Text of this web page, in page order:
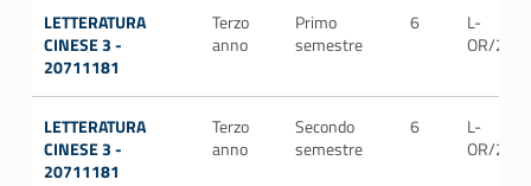
LETTERATURA
CINESE 3 -
20711181
Terzo
anno
Primo
semestre
6
L-
OR/21
LETTERATURA
CINESE 3 -
20711181
Terzo
anno
Secondo
semestre
6
L-
OR/21